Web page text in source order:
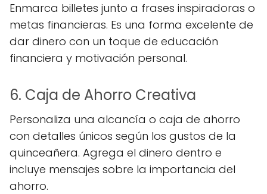
Enmarca billetes junto a frases inspiradoras o
metas financieras. Es una forma excelente de
dar dinero con un toque de educación
financiera y motivación personal.
6. Caja de Ahorro Creativa
Personaliza una alcancía o caja de ahorro
con detalles únicos según los gustos de la
quinceañera. Agrega el dinero dentro e
incluye mensajes sobre la importancia del
ahorro.